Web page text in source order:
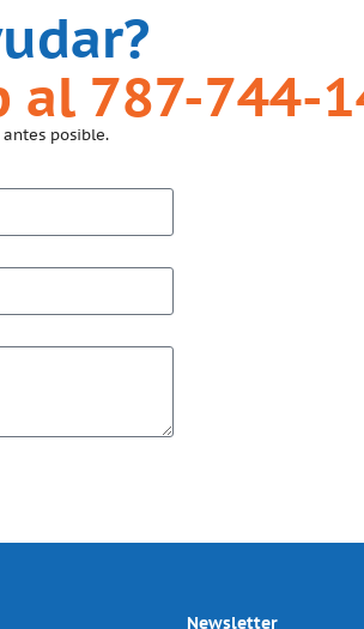
al 787-744-
posible.
Newsletter